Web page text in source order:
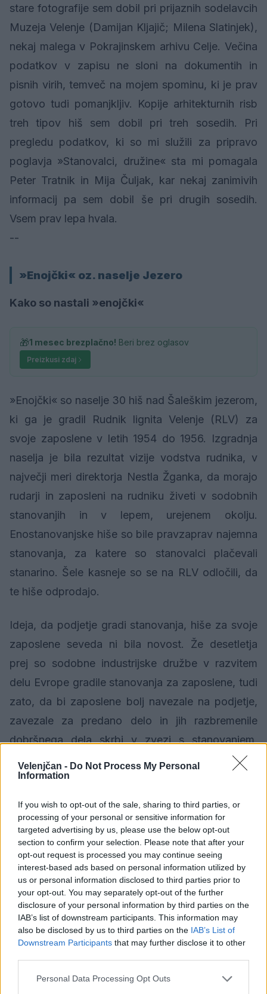
Velenjčan - Do Not Process My Personal
Information
If you wish to opt-out of the sale, sharing to third parties, or
processing of your personal or sensitive information for
targeted advertising by us, please use the below opt-out
section to confirm your selection. Please note that after your
opt-out request is processed you may continue seeing
interest-based ads based on personal information utilized by
us or personal information disclosed to third parties prior to
your opt-out. You may separately opt-out of the further
disclosure of your personal information by third parties on the
IAB’s list of downstream participants. This information may
also be disclosed by us to third parties on the IAB’s List of
Downstream Participants that may further disclose it to other
Personal Data Processing Opt Outs
stare fotografije sem dobil pri prijaznih sodelavcih
Muzeja Velenje (Damijan Kljajič; Milena Slatinjek),
nekaj malega v Pokrajinskem arhivu Celje. Večina
podatkov v zapisu ne sloni na dokumentih in
pisnih virih, temveč na mojem spominu, ki je prav
gotovo tudi pomanjkljiv. Kopije arhitekturnih risb
treh tipov hiš sem dobil pri treh sosedih. Pri
pregledu podatkov, ki so mi služili za pripravo
poglavja »Stanovalci, družine« sta mi pomagala
Peter Tratnik in Mija Čuljak, kar nekaj zanimivih
informacij pa sem dobil še pri drugih sosedih.
Vsem prav lepa hvala.
--
»Enojčki« oz. naselje Jezero
Kako so nastali »enojčki«
🎁1 mesec brezplačno! Beri brez oglasov
Preizkusi zdaj
»Enojčki« so naselje 30 hiš nad Šaleškim jezerom,
ki ga je gradil Rudnik lignita Velenje (RLV) za
svoje zaposlene v letih 1954 do 1956. Izgradnja
naselja je bila rezultat vizije vodstva rudnika, v
največji meri direktorja Nestla Žganka, da morajo
rudarji in zaposleni na rudniku živeti v sodobnih
stanovanjih in v lepem, urejenem okolju.
Enostanovanjske hiše so bile pravzaprav najemna
stanovanja, za katere so stanovalci plačevali
stanarino. Šele kasneje so se na RLV odločili, da
te hiše odprodajo.
Ideja, da podjetje gradi stanovanja, hiše za svoje
zaposlene seveda ni bila novost. Že desetletja
prej so sodobne industrijske družbe v razvitem
delu Evrope gradile stanovanja za zaposlene, tudi
zato, da bi zaposlene bolj navezale na podjetje,
zavezale za predano delo in jih razbremenile
dobršnega dela skrbi v zvezi s stanovanjem,
zagotavljanjem normalnih pogojev za življenje
družine. V glavnem so gradili večstanovanjske
hiš je velenjski premogovnik, za vodstvene
delavce, zgradil že pred II. svet. vojno v Pesju.
Celoten zapis si lahko preberete s klikomTUKAJ.